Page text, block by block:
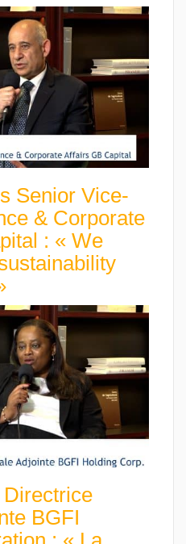
Senior Vice-
& Corporate
: « We
BGFI